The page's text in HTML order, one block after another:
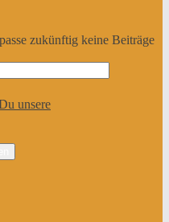
zukünftig keine Beiträge
unsere